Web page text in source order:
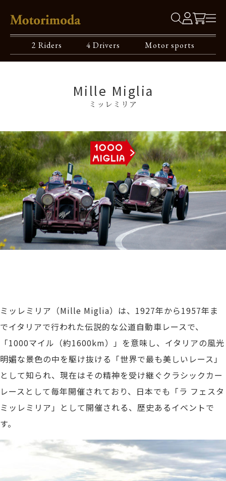
2 Riders 4 Drivers Motor sports
Mille Miglia
ミッレミリア
ミッレミリア（Mille Miglia）は、1927年から1957年ま
でイタリアで行われた伝説的な公道自動車レースで、
「1000マイル（約1600km）」を意味し、イタリアの風光
明媚な景色の中を駆け抜ける「世界で最も美しいレース」
として知られ、現在はその精神を受け継ぐクラシックカー
レースとして毎年開催されており、日本でも「ラ フェスタ
ミッレミリア」として開催される、歴史あるイベントで
す。